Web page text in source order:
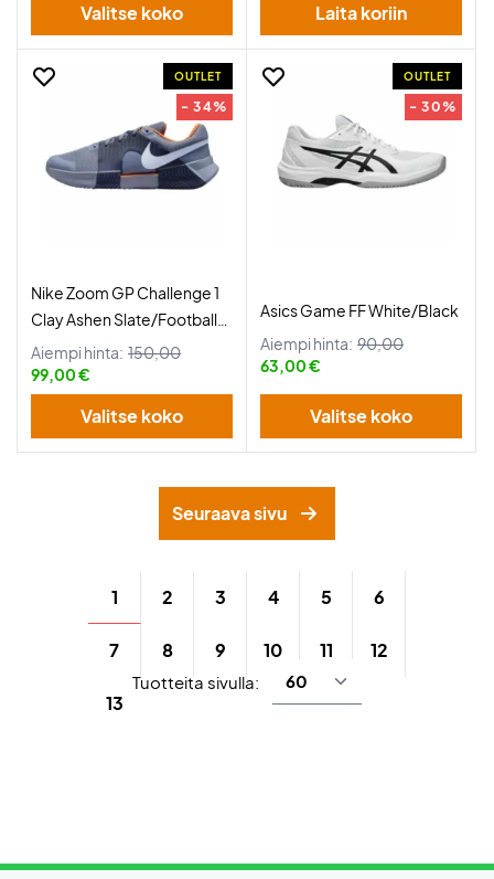
Valitse koko Laita koriin
OUTLET
- 34%
Nike Zoom GP Challenge 1
Clay Ashen Slate/Football
Grey
Aiempi hinta: 150,00
99,00 €
Valitse koko
OUTLET
- 30%
Asics Game FF White/Black
Aiempi hinta: 90,00
63,00 €
Valitse koko
Seuraava sivu
1 2 3 4 5 6
7 8 9 10 11 12
13
Tuotteita sivulla: